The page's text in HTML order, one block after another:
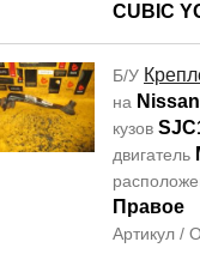
CUBIC
Б/У
на
кузов
двигатель
Правое
Артикул /